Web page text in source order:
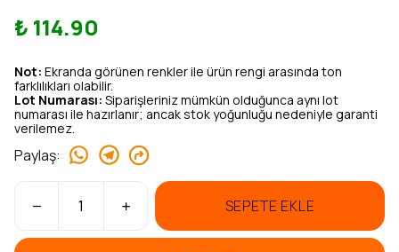
₺ 114.90
Not: Ekranda görünen renkler ile ürün rengi arasında ton
farklılıkları olabilir.
Lot Numarası: Siparişleriniz mümkün olduğunca aynı lot
numarası ile hazırlanır; ancak stok yoğunluğu nedeniyle garanti
verilemez.
Paylaş:
SEPETE EKLE